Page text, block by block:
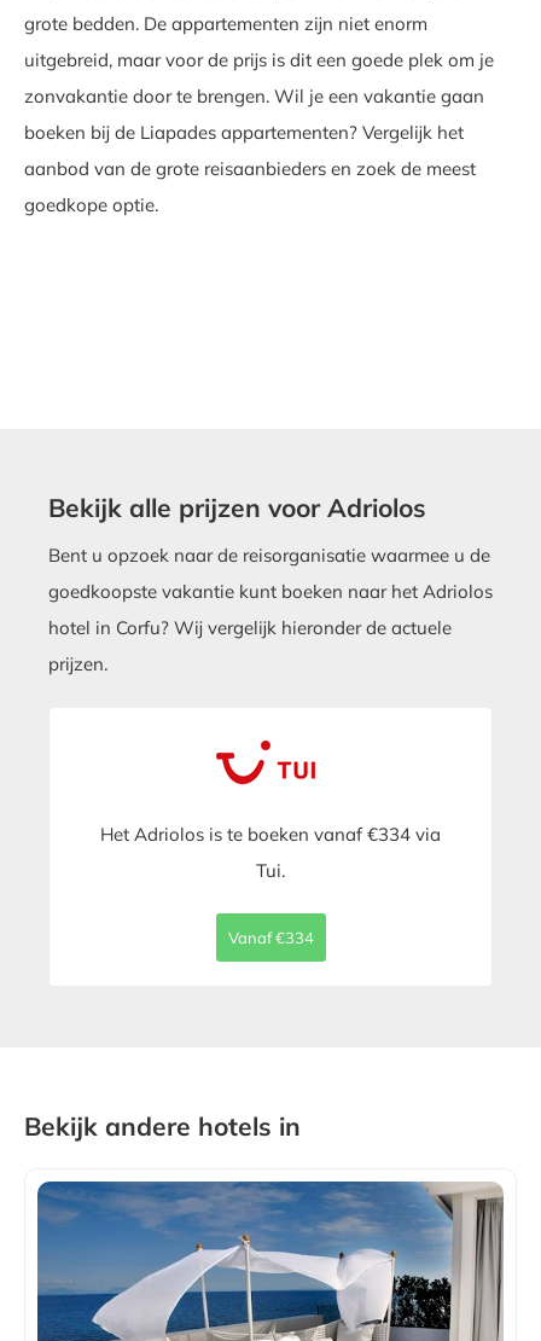
grote bedden. De appartementen zijn niet enorm
uitgebreid, maar voor de prijs is dit een goede plek om je
zonvakantie door te brengen. Wil je een vakantie gaan
boeken bij de Liapades appartementen? Vergelijk het
aanbod van de grote reisaanbieders en zoek de meest
goedkope optie.
Bekijk alle prijzen voor Adriolos
Bent u opzoek naar de reisorganisatie waarmee u de
goedkoopste vakantie kunt boeken naar het Adriolos
hotel in Corfu? Wij vergelijk hieronder de actuele
prijzen.
Het Adriolos is te boeken vanaf €334 via
Tui.
Vanaf €334
Bekijk andere hotels in